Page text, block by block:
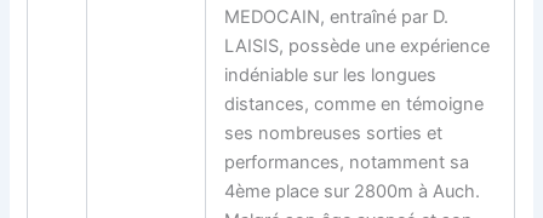
MEDOCAIN, entraîné par D.
LAISIS, possède une expérience
indéniable sur les longues
distances, comme en témoigne
ses nombreuses sorties et
performances, notamment sa
4ème place sur 2800m à Auch.